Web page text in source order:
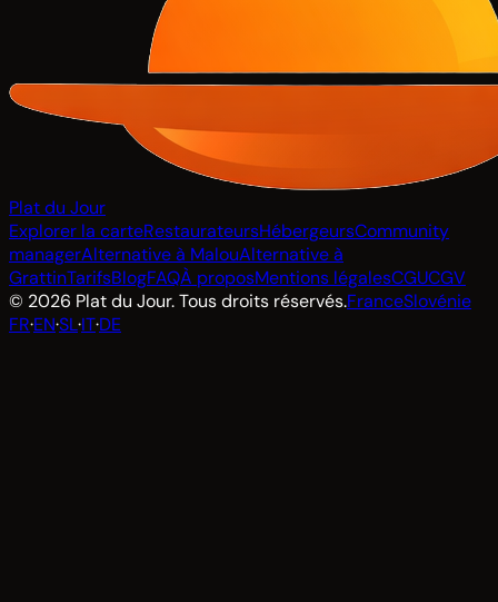
Plat du Jour
Explorer la carteRestaurateursHébergeursCommunity
managerAlternative à MalouAlternative à
GrattinTarifsBlogFAQÀ proposMentions légalesCGUCGV
© 2026 Plat du Jour. Tous droits réservés.FranceSlovénie
FR·EN·SL·IT·DE